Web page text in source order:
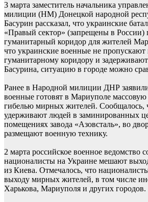
3 марта заместитель начальника
милиции (НМ) Донецкой народной
Басурин рассказал, что украинские
«Правый сектор» (запрещены в России)
гуманитарный коридор для жителей
что украинские военные не
гуманитарному коридору и
Басурина, ситуацию в городе можно
Ранее в Народной милиции ДНР
военные готовят в Мариуполе
гибелью мирных жителей. Сообщалось,
удерживают людей в заминированных
помещениях завода «Азовсталь», во
размещают военную технику.
2 марта российское военное ведомство
националисты на Украине мешают
из Киева. Отмечалось, что
выходу мирных жителей, в том числе
Харькова, Мариуполя и других городов.